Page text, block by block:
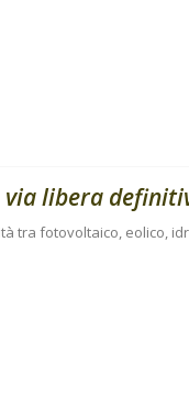
libera
tra fotovoltaico, eolico,